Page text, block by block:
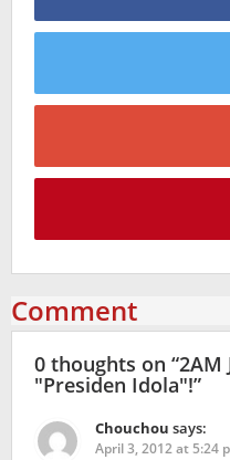
Comment
0 thoughts on “2AM
"Presiden Idola"!”
Chouchou says:
April 3, 2012 at 5:24